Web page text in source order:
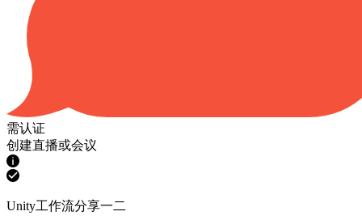
需认证
创建直播或会议
Unity工作流分享一二